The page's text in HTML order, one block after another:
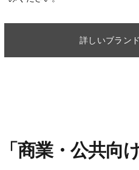
詳しいブラン
「商業・公共向